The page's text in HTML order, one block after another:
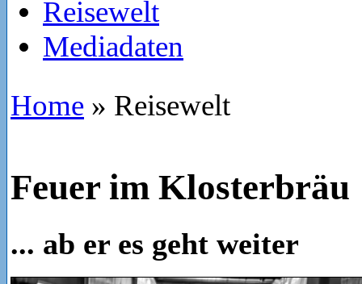
Reisewelt
Mediadaten
Home » Reisewelt
Feuer im Klosterbräu
... ab er es geht weiter